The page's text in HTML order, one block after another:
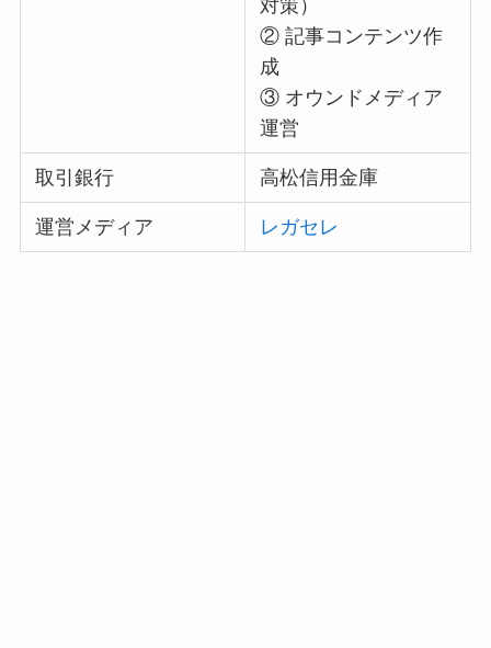
対策）
② 記事コンテンツ作
成
③ オウンドメディア
運営
取引銀行 高松信用金庫
運営メディア レガセレ